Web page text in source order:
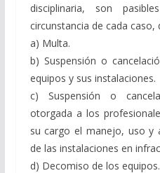
disciplinaria, son
circunstancia de cada caso,
a) Multa.
b) Suspensión o
equipos y sus instalaciones.
c) Suspensión o
otorgada a los
su cargo el manejo, uso y
de las instalaciones en
d) Decomiso de los equipos.